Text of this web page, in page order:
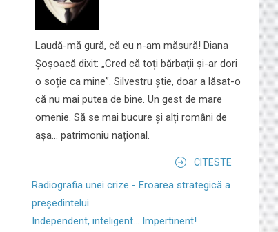
Laudă-mă gură, că eu n-am măsură! Diana
Șoșoacă dixit: „Cred că toți bărbații și-ar dori
o soție ca mine”. Silvestru știe, doar a lăsat-o
că nu mai putea de bine. Un gest de mare
omenie. Să se mai bucure și alți români de
așa... patrimoniu național.
CITESTE
Radiografia unei crize - Eroarea strategică a
președintelui
Independent, inteligent... Impertinent!